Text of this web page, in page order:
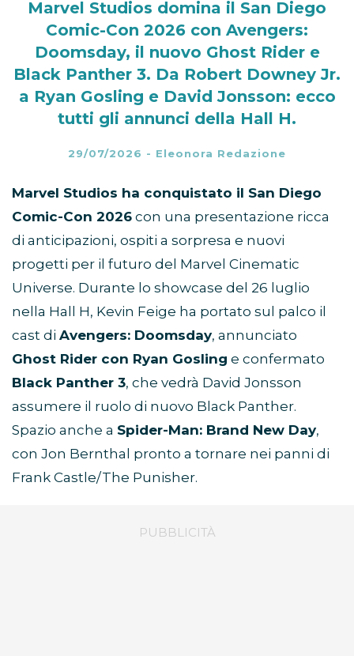
Marvel Studios domina il San Diego
Comic-Con 2026 con Avengers:
Doomsday, il nuovo Ghost Rider e
Black Panther 3. Da Robert Downey Jr.
a Ryan Gosling e David Jonsson: ecco
tutti gli annunci della Hall H.
29/07/2026 - Eleonora Redazione
Marvel Studios ha conquistato il San Diego
Comic-Con 2026 con una presentazione ricca
di anticipazioni, ospiti a sorpresa e nuovi
progetti per il futuro del Marvel Cinematic
Universe. Durante lo showcase del 26 luglio
nella Hall H, Kevin Feige ha portato sul palco il
cast di Avengers: Doomsday, annunciato
Ghost Rider con Ryan Gosling e confermato
Black Panther 3, che vedrà David Jonsson
assumere il ruolo di nuovo Black Panther.
Spazio anche a Spider-Man: Brand New Day,
con Jon Bernthal pronto a tornare nei panni di
Frank Castle/The Punisher.